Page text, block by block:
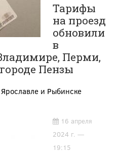
Тарифы
на проезд
обновили
в
Перми,
Пензы
и Рыбинске
16 апреля
2024 г. —
19:15